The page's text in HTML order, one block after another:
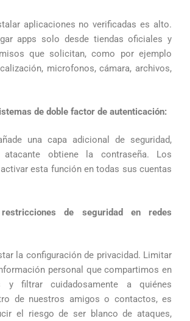
aplicaciones no verificadas es alto.
apps solo desde tiendas oficiales y
que solicitan, como por ejemplo
microfonos, cámara, archivos,
de doble factor de autenticación:
una capa adicional de seguridad,
obtiene la contraseña. Los
esta función en todas sus cuentas
de seguridad en redes
la configuración de privacidad. Limitar
personal que compartimos en
y filtrar cuidadosamente a quiénes
de nuestros amigos o contactos, es
el riesgo de ser blanco de ataques,